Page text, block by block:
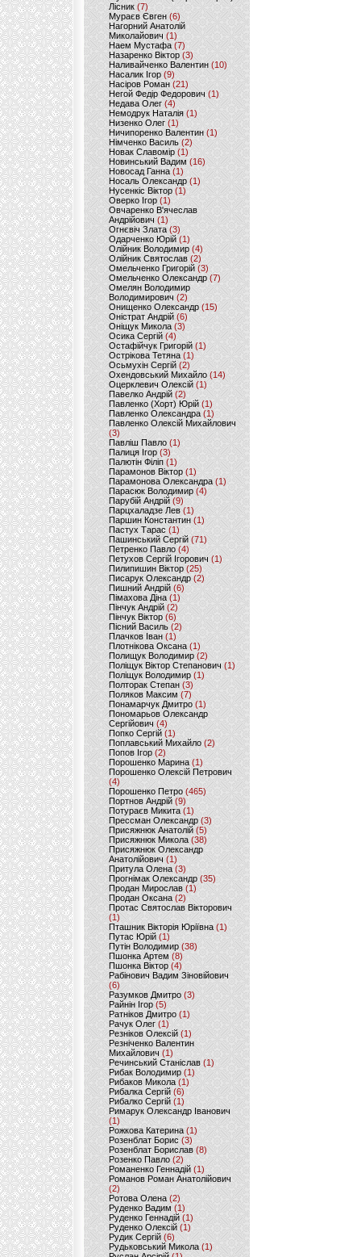
Лісник (7)
Мураєв Євген(6)
Нагорний Анатолій
Миколайович (1)
Наем Мустафа (7)
Назаренко Віктор (3)
Наливайченко Валентин (10)
Насалик Ігор(9)
Насіров Роман (21)
Негой Федір Федорович(1)
Недава Олег(4)
Немодрук Наталія(1)
Низенко Олег (1)
Ничипоренко Валентин (1)
Німченко Василь (2)
Новак Славомір (1)
Новинський Вадим (16)
Новосад Ганна (1)
Носаль Олександр (1)
Нусенкіс Віктор (1)
Оверко Ігор (1)
Овчаренко В'ячеслав
Андрійович(1)
Огнєвіч Злата (3)
Одарченко Юрій(1)
Олійник Володимир (4)
Олійник Святослав (2)
Омельченко Григорій (3)
Омельченко Олександр(7)
Омелян Володимир
Володимирович (2)
Онищенко Олександр (15)
Оністрат Андрій (6)
Оніщук Микола (3)
Осика Сергій(4)
Остафійчук Григорій(1)
Острікова Тетяна (1)
Осьмухін Сергій (2)
Охендовський Михайло (14)
Оцерклевич Олексій (1)
Павелко Андрій (2)
Павленко (Хорт) Юрій (1)
Павленко Олександра (1)
Павленко Олексій Михайлович
(3)
Павліш Павло(1)
Палиця Ігор (3)
Палютін Філіп(1)
Парамонов Віктор (1)
Парамонова Олександра(1)
Парасюк Володимир(4)
Парубій Андрій (9)
Парцхаладзе Лев (1)
Паршин Константин(1)
Пастух Тарас (1)
Пашинський Сергій (71)
Петренко Павло (4)
Петухов Сергій Ігорович (1)
Пилипишин Віктор(25)
Писарук Олександр(2)
Пишний Андрій (6)
Пімахова Діна(1)
Пінчук Андрій(2)
Пінчук Віктор (6)
Пісний Василь (2)
Плачков Іван(1)
Плотнікова Оксана (1)
Полищук Володимир(2)
Поліщук Віктор Степанович(1)
Поліщук Володимир (1)
Полторак Степан(3)
Поляков Максим (7)
Понамарчук Дмитро (1)
Пономарьов Олександр
Сергійович(4)
Попко Сергій (1)
Поплавський Михайло (2)
Попов Ігор(2)
Порошенко Марина (1)
Порошенко Олексій Петрович
(4)
Порошенко Петро (465)
Портнов Андрій (9)
Потураєв Микита(1)
Прессман Олександр(3)
Присяжнюк Анатолій (5)
Присяжнюк Микола (38)
Присяжнюк Олександр
Анатолійович (1)
Притула Олена (3)
Прогнімак Олександр(35)
Продан Мирослав(1)
Продан Оксана (2)
Протас Святослав Вікторович
(1)
Пташник Вікторія Юріївна (1)
Путас Юрій (1)
Путін Володимир(38)
Пшонка Артем (8)
Пшонка Віктор(4)
Рабінович Вадим Зіновійович
(6)
Разумков Дмитро (3)
Райнін Ігор(5)
Ратніков Дмитро (1)
Рачук Олег (1)
Резніков Олексій(1)
Резніченко Валентин
Михайлович (1)
Речинський Станіслав (1)
Рибак Володимир(1)
Рибаков Микола(1)
Рибалка Сергій (6)
Рибалко Сергій (1)
Римарук Олександр Іванович
(1)
Рожкова Катерина(1)
Розенблат Борис (3)
Розенблат Борислав (8)
Розенко Павло (2)
Романенко Геннадій (1)
Романов Роман Анатолійович
(2)
Ротова Олена(2)
Руденко Вадим (1)
Руденко Геннадій (1)
Руденко Олексій(1)
Рудик Сергій(6)
Рудьковський Микола (1)